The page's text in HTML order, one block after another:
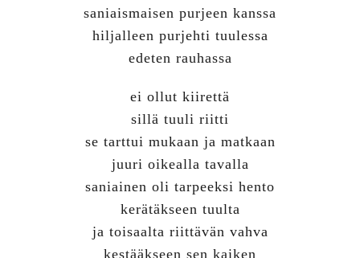
saniaismaisen purjeen kanssa
hiljalleen purjehti tuulessa
edeten rauhassa
ei ollut kiirettä
sillä tuuli riitti
se tarttui mukaan ja matkaan
juuri oikealla tavalla
saniainen oli tarpeeksi hento
kerätäkseen tuulta
ja toisaalta riittävän vahva
kestääkseen sen kaiken